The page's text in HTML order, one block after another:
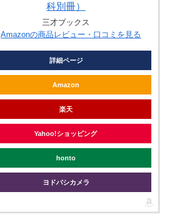
科別冊）
三才ブックス
Amazonの商品レビュー・口コミを見る
詳細ページ
Amazon
楽天
Yahoo!ショッピング
honto
ヨドバシカメラ